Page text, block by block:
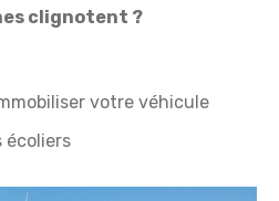
clignotent ?
votre véhicule
écoliers